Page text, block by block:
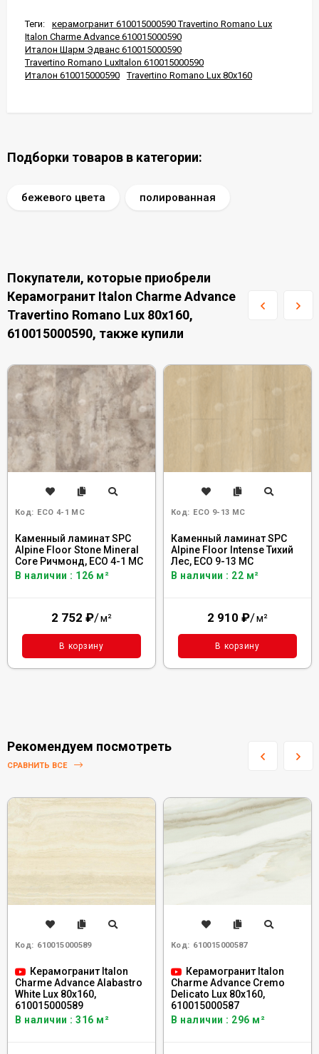
Теги:
керамогранит 610015000590 Travertino Romano Lux
Italon Charme Advance 610015000590
Италон Шарм Эдванс 610015000590
Travertino Romano LuxItalon 610015000590
Италон 610015000590
Travertino Romano Lux 80x160
Подборки товаров в категории:
бежевого цвета полированная
Покупатели, которые приобрели
Керамогранит Italon Charme Advance
Travertino Romano Lux 80x160,
610015000590, также купили
Код: ECO 4-1 MC
Каменный ламинат SPC
Alpine Floor Stone Mineral
Core Ричмонд, ЕСО 4-1 MC
В наличии : 126 м²
2 752 ₽/м²
В корзину
Код: ECO 9-13 MC
Каменный ламинат SPC
Alpine Floor Intense Тихий
Лес, ЕСО 9-13 MC
В наличии : 22 м²
2 910 ₽/м²
В корзину
Рекомендуем посмотреть
СРАВНИТЬ ВСЕ
Код: 610015000589
Керамогранит Italon
Charme Advance Alabastro
White Lux 80x160,
610015000589
В наличии : 316 м²
Код: 610015000587
Керамогранит Italon
Charme Advance Cremo
Delicato Lux 80x160,
610015000587
В наличии : 296 м²